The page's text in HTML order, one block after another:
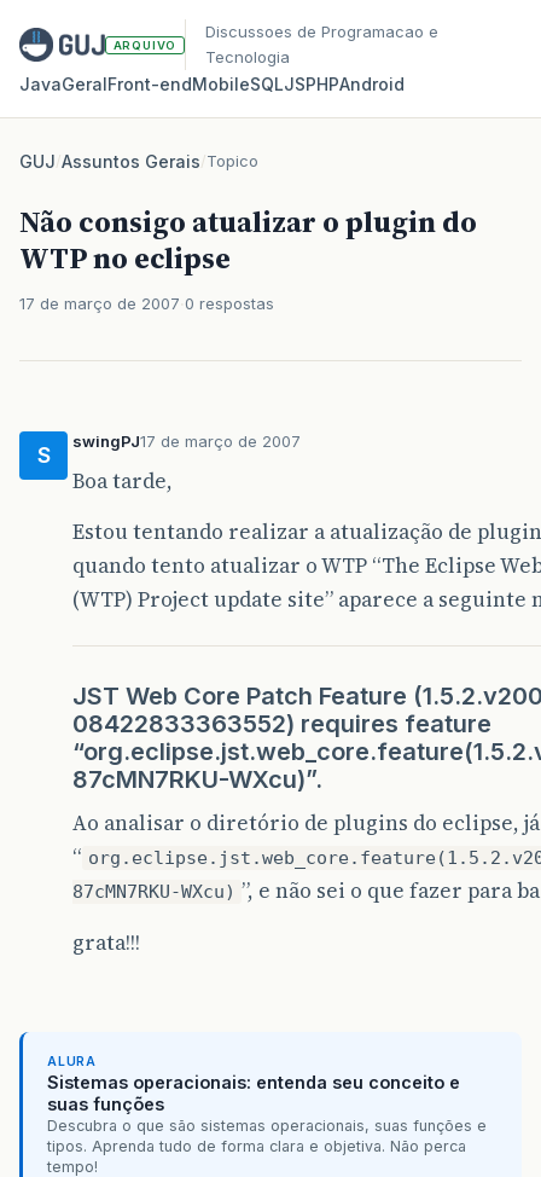
ARQUIVO
Discussoes de Programacao e
Tecnologia
JavaGeralFront‑endMobileSQLJSPHPAndroid
GUJ/Assuntos Gerais/Topico
Não consigo atualizar o plugin do
WTP no eclipse
17 de março de 2007 0 respostas
S
swingPJ17 de março de 2007
Boa tarde,
Estou tentando realizar a atualização de
quando tento atualizar o WTP “The Eclipse
(WTP) Project update site” aparece a seguinte
JST Web Core Patch Feature
08422833363552) requires feature
87cMN7RKU-WXcu)”.
Ao analisar o diretório de plugins do eclipse,
“
87cMN7RKU-WXcu) ”, e não sei o que fazer para
grata!!!
ALURA
Sistemas operacionais: entenda seu conceito e
suas funções
Descubra o que são sistemas operacionais, suas funções e
tipos. Aprenda tudo de forma clara e objetiva. Não perca
tempo!